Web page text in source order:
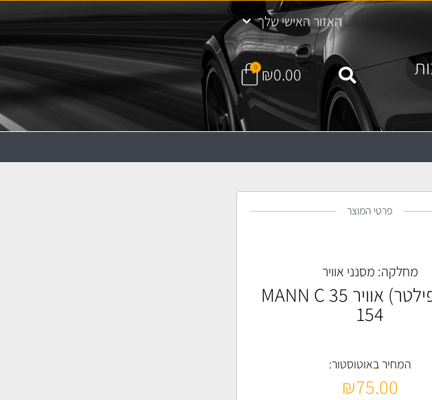
האזור האישי שלך
₪0.00
0
פרטי המוצר
מחלקה: מסנני אוויר
מסנן (פילטר) אוויר MANN C 35
154
המחיר באוטוסטור:
₪75.00